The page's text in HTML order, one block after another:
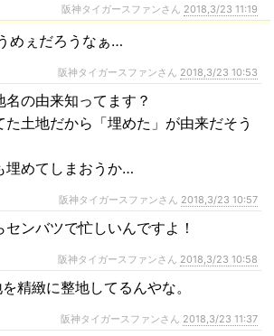
阪神タイガースファンさん 2018,3/23 11:19
めぇだろうなぁ…
阪神タイガースファンさん 2018,3/23 10:53
名の由来知ってます？
た土地だから「埋めた」が由来だそう
埋めてしまおうか…
阪神タイガースファンさん 2018,3/23 10:57
センバツで忙しいんですよ！
阪神タイガースファンさん 2018,3/23 10:58
精緻に整地してるんやな。
阪神タイガースファンさん 2018,3/23 11:37